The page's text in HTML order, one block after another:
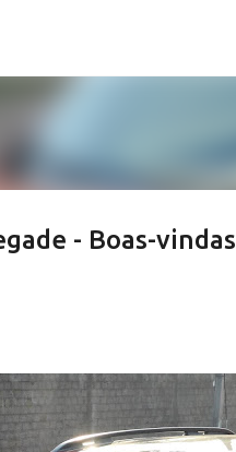
- Boas-vindas